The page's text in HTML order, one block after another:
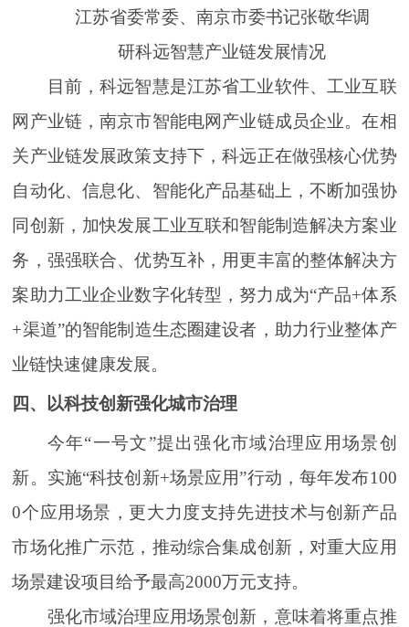
江苏省委常委、南京市委书记张敬华调
研科远智慧产业链发展情况
目前，科远智慧是江苏省工业软件、工业互联
网产业链，南京市智能电网产业链成员企业。在相
关产业链发展政策支持下，科远正在做强核心优势
自动化、信息化、智能化产品基础上，不断加强协
同创新，加快发展工业互联和智能制造解决方案业
务，强强联合、优势互补，用更丰富的整体解决方
案助力工业企业数字化转型，努力成为“产品+体系
+渠道”的智能制造生态圈建设者，助力行业整体产
业链快速健康发展。
四、以科技创新强化城市治理
今年“一号文”提出强化市域治理应用场景创
新。实施“科技创新+场景应用”行动，每年发布100
0个应用场景，更大力度支持先进技术与创新产品
市场化推广示范，推动综合集成创新，对重大应用
场景建设项目给予最高2000万元支持。
强化市域治理应用场景创新，意味着将重点推